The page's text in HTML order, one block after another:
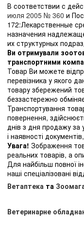
В соответствии с
июля 2005 № 360 и
172:Лекарственные
назначения
их структурных
Ви отримували
транспортними
Товар Ви можете
перевізника у якого
товару збережений
беззастережно
Транспортування
повернення,
днів з дня продажу
і наявності
Увага! Зображення
реальних товарів, а
Для найбільш повної
наші спеціалізовані
Ветаптека та
Ветеринарне